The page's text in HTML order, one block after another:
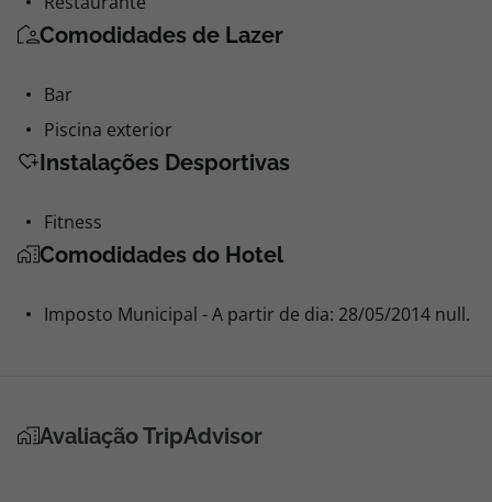
Comodidades de Lazer
Bar
Piscina exterior
Instalações Desportivas
Fitness
Comodidades do Hotel
Imposto Municipal - A partir de dia: 28/05/2014 null.
Avaliação TripAdvisor